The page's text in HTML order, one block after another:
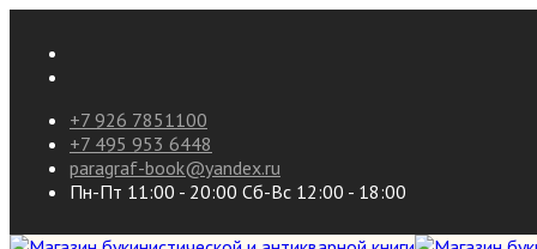
+7 926 7851100
+7 495 953 6448
paragraf-book@yandex.ru
Пн-Пт 11:00 - 20:00 Сб-Вс 12:00 - 18:00